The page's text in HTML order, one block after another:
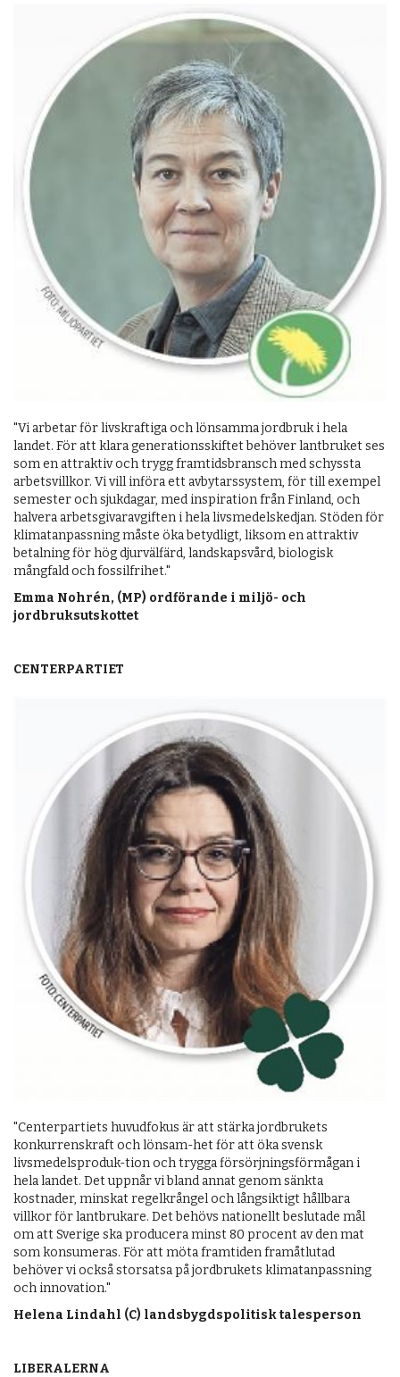
"Vi arbetar för livskraftiga och lönsamma jordbruk i hela
landet. För att klara generationsskiftet behöver lantbruket ses
som en attraktiv och trygg framtidsbransch med schyssta
arbetsvillkor. Vi vill införa ett avbytarssystem, för till exempel
semester och sjukdagar, med inspiration från Finland, och
halvera arbetsgivaravgiften i hela livsmedelskedjan. Stöden för
klimatanpassning måste öka betydligt, liksom en attraktiv
betalning för hög djurvälfärd, landskapsvård, biologisk
mångfald och fossilfrihet."
Emma Nohrén, (MP) ordförande i miljö- och
jordbruksutskottet
CENTERPARTIET
"Centerpartiets huvudfokus är att stärka jordbrukets
konkurrenskraft och lönsam-het för att öka svensk
livsmedelsproduk-tion och trygga försörjningsförmågan i
hela landet. Det uppnår vi bland annat genom sänkta
kostnader, minskat regelkrångel och långsiktigt hållbara
villkor för lantbrukare. Det behövs nationellt beslutade mål
om att Sverige ska producera minst 80 procent av den mat
som konsumeras. För att möta framtiden framåtlutad
behöver vi också storsatsa på jordbrukets klimatanpassning
och innovation."
Helena Lindahl (C) landsbygdspolitisk talesperson
LIBERALERNA